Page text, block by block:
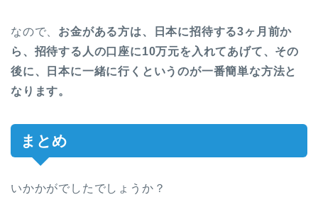
なので、 お金がある方は、日本に招待する3ヶ月前か
ら、招待する人の口座に10万元を入れてあげて、その
後に、日本に一緒に行くというのが一番簡単な方法と
なります。
まとめ
いかかがでしたでしょうか？